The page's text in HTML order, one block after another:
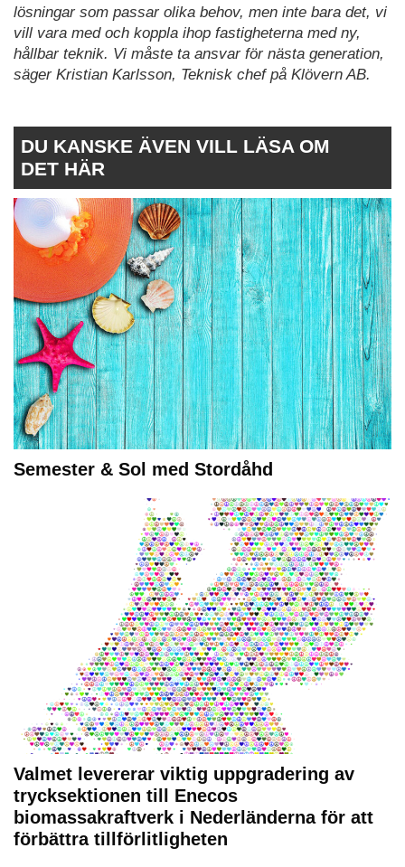
lösningar som passar olika behov, men inte bara det, vi
vill vara med och koppla ihop fastigheterna med ny,
hållbar teknik. Vi måste ta ansvar för nästa generation,
säger Kristian Karlsson, Teknisk chef på Klövern AB.
DU KANSKE ÄVEN VILL LÄSA OM
DET HÄR
Semester & Sol med Stordåhd
Valmet levererar viktig uppgradering av
trycksektionen till Enecos
biomassakraftverk i Nederländerna för att
förbättra tillförlitligheten